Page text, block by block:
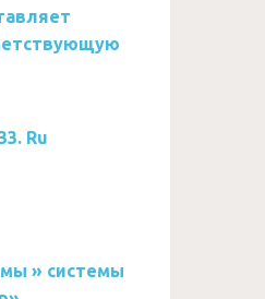
Ru
» системы